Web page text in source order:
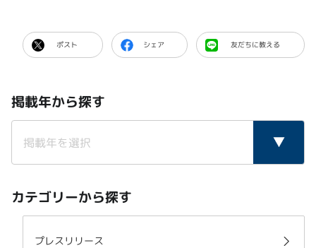
ポスト シェア 友だちに教える
掲載年から探す
カテゴリーから探す
プレスリリース